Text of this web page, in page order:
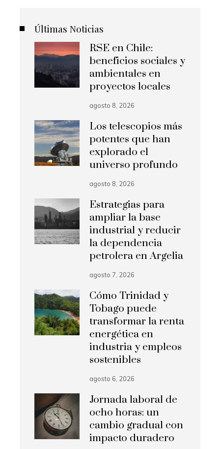
Últimas Noticias
RSE en Chile:
beneficios sociales y
ambientales en
proyectos locales
agosto 8, 2026
Los telescopios más
potentes que han
explorado el
universo profundo
agosto 8, 2026
Estrategias para
ampliar la base
industrial y reducir
la dependencia
petrolera en Argelia
agosto 7, 2026
Cómo Trinidad y
Tobago puede
transformar la renta
energética en
industria y empleos
sostenibles
agosto 6, 2026
Jornada laboral de
ocho horas: un
cambio gradual con
impacto duradero